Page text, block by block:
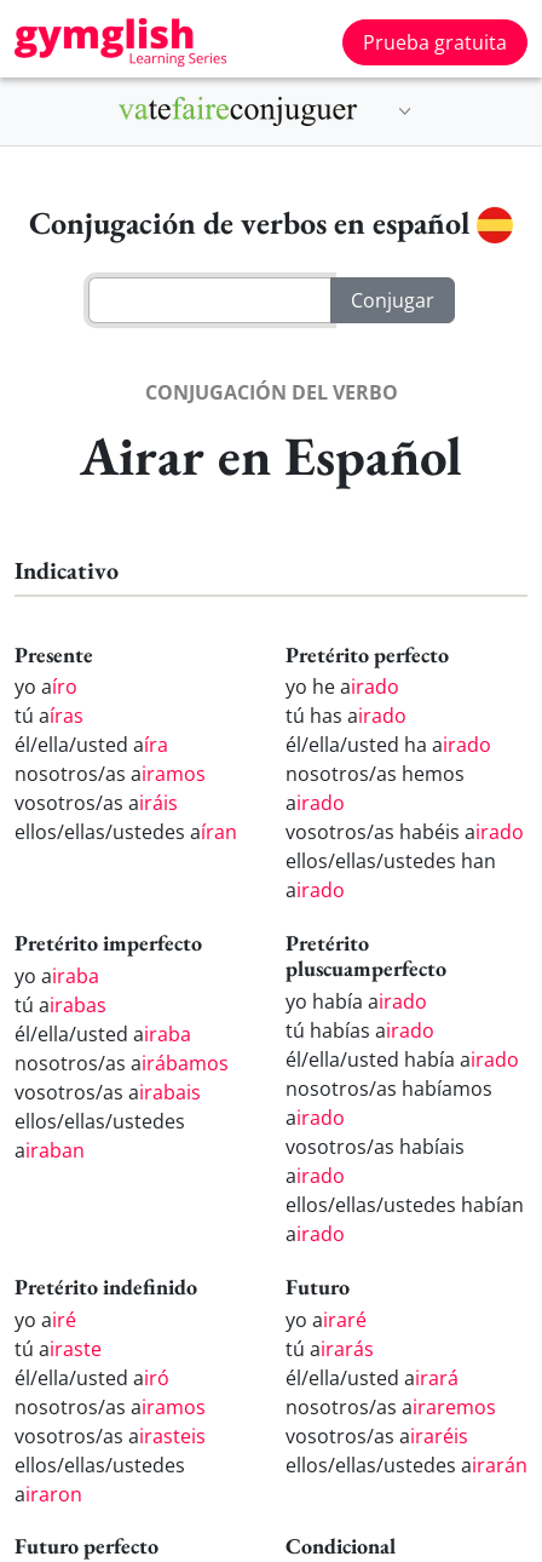
Prueba gratuita
Conjugación de verbos en español
CONJUGACIÓN DEL VERBO
Airar en Español
Indicativo
Presente
yo aíro
tú aíras
él/ella/usted aíra
nosotros/as airamos
vosotros/as airáis
ellos/ellas/ustedes aíran
Pretérito perfecto
yo he airado
tú has airado
él/ella/usted ha airado
nosotros/as hemos
airado
vosotros/as habéis airado
ellos/ellas/ustedes han
airado
Pretérito imperfecto
yo airaba
tú airabas
él/ella/usted airaba
nosotros/as airábamos
vosotros/as airabais
ellos/ellas/ustedes
airaban
Pretérito
pluscuamperfecto
yo había airado
tú habías airado
él/ella/usted había airado
nosotros/as habíamos
airado
vosotros/as habíais
airado
ellos/ellas/ustedes habían
airado
Pretérito indefinido
yo airé
tú airaste
él/ella/usted airó
nosotros/as airamos
vosotros/as airasteis
ellos/ellas/ustedes
airaron
Futuro
yo airaré
tú airarás
él/ella/usted airará
nosotros/as airaremos
vosotros/as airaréis
ellos/ellas/ustedes airarán
Futuro perfecto Condicional